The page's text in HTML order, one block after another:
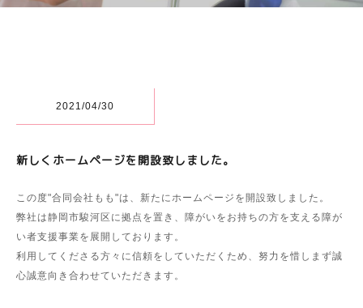
2021/04/30
新しくホームページを開設致しました。
この度"合同会社もも"は、新たにホームページを開設致しました。
弊社は静岡市駿河区に拠点を置き、障がいをお持ちの方を支える障が
い者支援事業を展開しております。
利用してくださる方々に信頼をしていただくため、努力を惜しまず誠
心誠意向き合わせていただきます。